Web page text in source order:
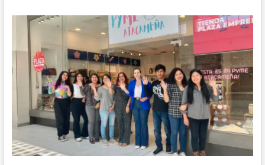
ATA
avanzan
plan
para
la
apertura
permanente
del
Paso
San
Francisco